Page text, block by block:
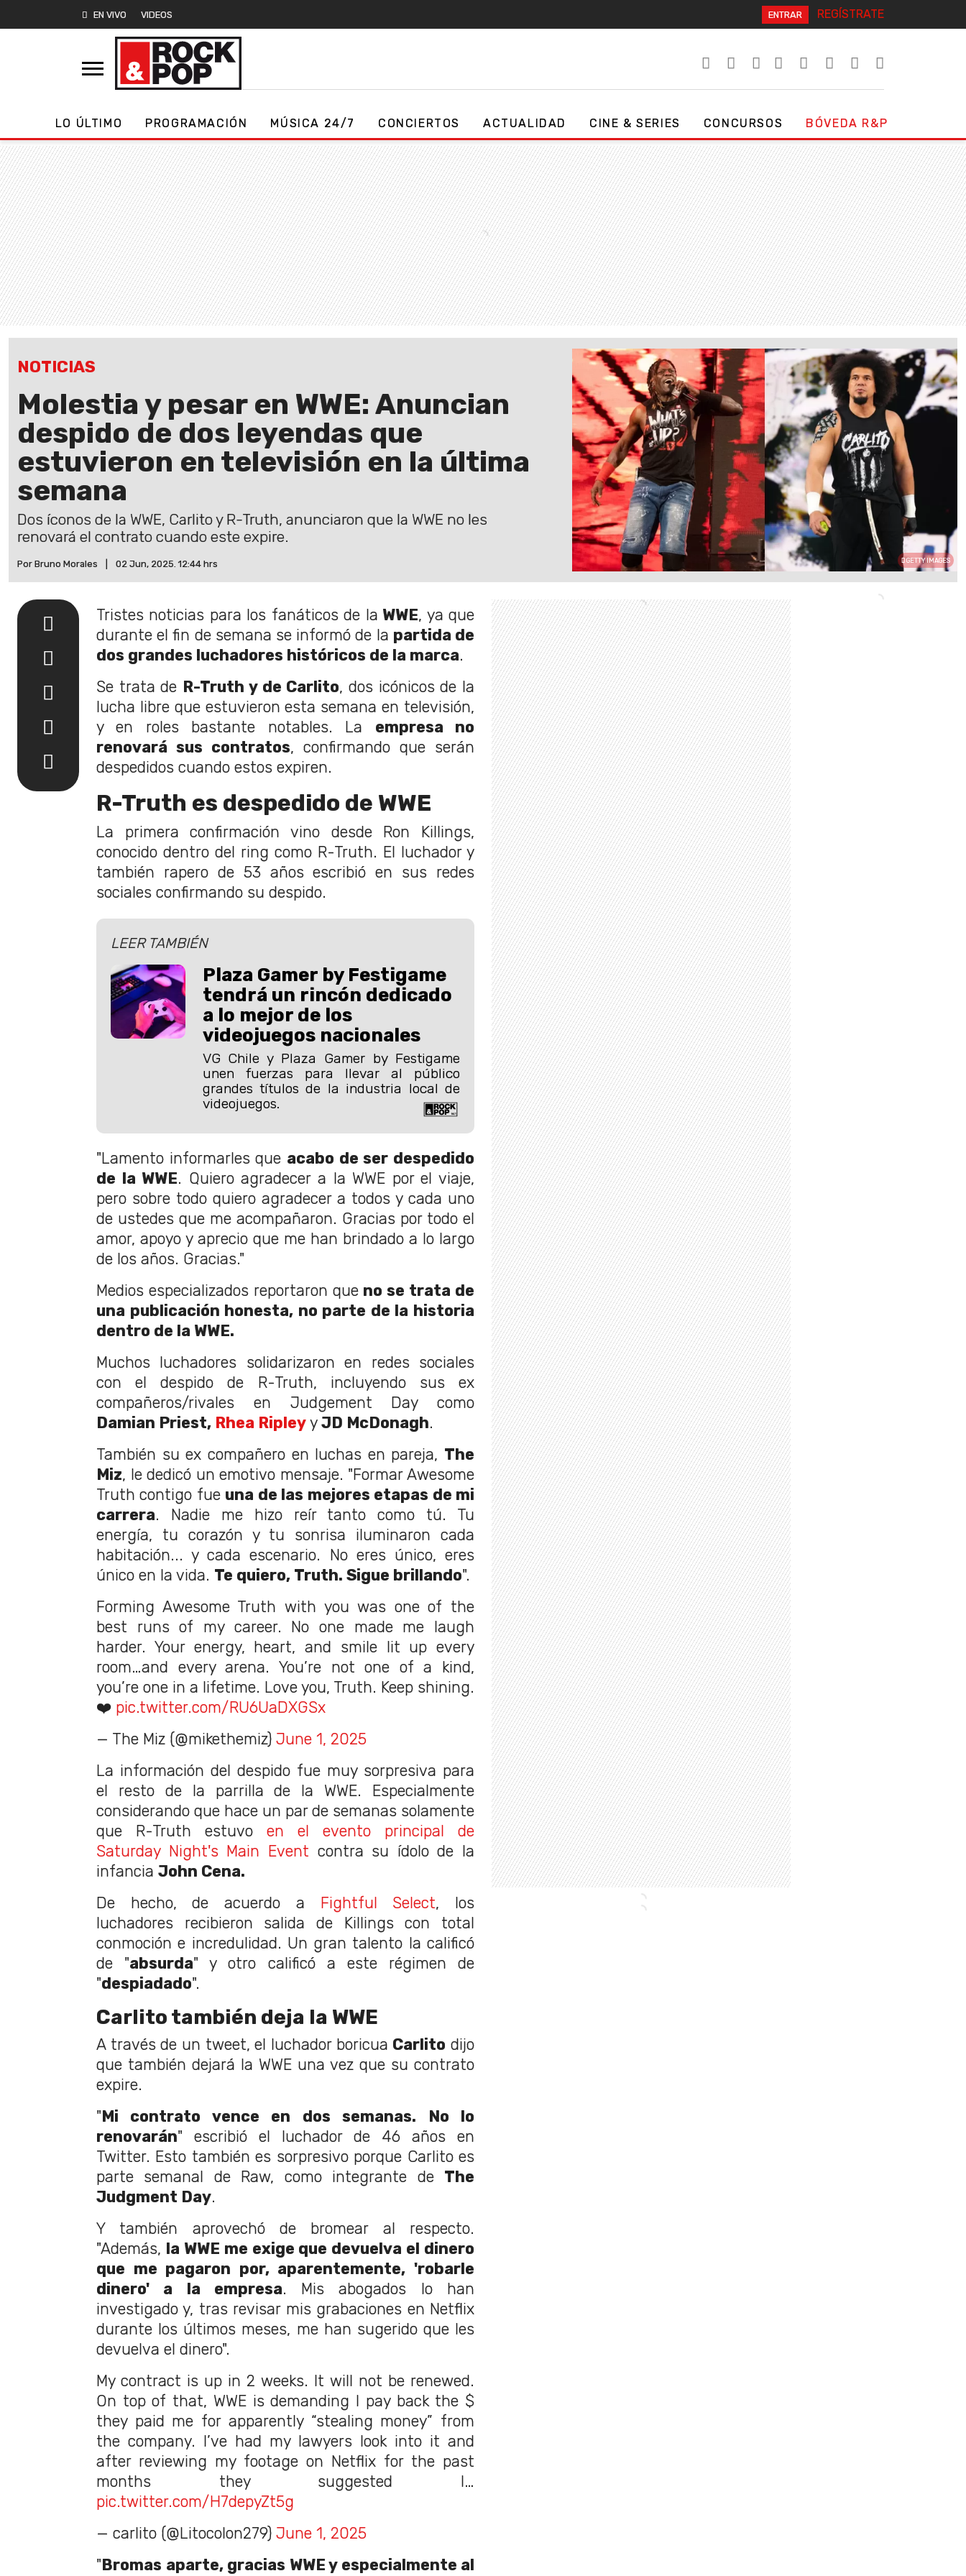
EN VIVO VIDEOS ENTRAR REGÍSTRATE
LO ÚLTIMO PROGRAMACIÓN MÚSICA 24/7 CONCIERTOS ACTUALIDAD CINE & SERIES CONCURSOS BÓVEDA R&P
NOTICIAS
Molestia y pesar en WWE: Anuncian
despido de dos leyendas que
estuvieron en televisión en la última
semana
Dos íconos de la WWE, Carlito y R-Truth, anunciaron que la WWE no les
renovará el contrato cuando este expire.
Por Bruno Morales 02 Jun, 2025. 12:44 hrs GETTY IMAGES
Tristes noticias para los fanáticos de la WWE, ya que
durante el fin de semana se informó de la partida de
dos grandes luchadores históricos de la marca.
Se trata de R-Truth y de Carlito, dos icónicos de la
lucha libre que estuvieron esta semana en televisión,
y en roles bastante notables. La empresa no
renovará sus contratos, confirmando que serán
despedidos cuando estos expiren.
R-Truth es despedido de WWE
La primera confirmación vino desde Ron Killings,
conocido dentro del ring como R-Truth. El luchador y
también rapero de 53 años escribió en sus redes
sociales confirmando su despido.
LEER TAMBIÉN
Plaza Gamer by Festigame
tendrá un rincón dedicado
a lo mejor de los
videojuegos nacionales
VG Chile y Plaza Gamer by Festigame
unen fuerzas para llevar al público
grandes títulos de la industria local de
videojuegos.
"Lamento informarles que acabo de ser despedido
de la WWE. Quiero agradecer a la WWE por el viaje,
pero sobre todo quiero agradecer a todos y cada uno
de ustedes que me acompañaron. Gracias por todo el
amor, apoyo y aprecio que me han brindado a lo largo
de los años. Gracias."
Medios especializados reportaron que no se trata de
una publicación honesta, no parte de la historia
dentro de la WWE.
Muchos luchadores solidarizaron en redes sociales
con el despido de R-Truth, incluyendo sus ex
compañeros/rivales en Judgement Day como
Damian Priest, Rhea Ripley y JD McDonagh.
También su ex compañero en luchas en pareja, The
Miz, le dedicó un emotivo mensaje. "Formar Awesome
Truth contigo fue una de las mejores etapas de mi
carrera. Nadie me hizo reír tanto como tú. Tu
energía, tu corazón y tu sonrisa iluminaron cada
habitación... y cada escenario. No eres único, eres
único en la vida. Te quiero, Truth. Sigue brillando".
Forming Awesome Truth with you was one of the
best runs of my career. No one made me laugh
harder. Your energy, heart, and smile lit up every
room…and every arena. You’re not one of a kind,
you’re one in a lifetime. Love you, Truth. Keep shining.
❤️ pic.twitter.com/RU6UaDXGSx
— The Miz (@mikethemiz) June 1, 2025
La información del despido fue muy sorpresiva para
el resto de la parrilla de la WWE. Especialmente
considerando que hace un par de semanas solamente
que R-Truth estuvo en el evento principal de
Saturday Night's Main Event contra su ídolo de la
infancia John Cena.
De hecho, de acuerdo a Fightful Select, los
luchadores recibieron salida de Killings con total
conmoción e incredulidad. Un gran talento la calificó
de "absurda" y otro calificó a este régimen de
"despiadado".
Carlito también deja la WWE
A través de un tweet, el luchador boricua Carlito dijo
que también dejará la WWE una vez que su contrato
expire.
"Mi contrato vence en dos semanas. No lo
renovarán" escribió el luchador de 46 años en
Twitter. Esto también es sorpresivo porque Carlito es
parte semanal de Raw, como integrante de The
Judgment Day.
Y también aprovechó de bromear al respecto.
"Además, la WWE me exige que devuelva el dinero
que me pagaron por, aparentemente, 'robarle
dinero' a la empresa. Mis abogados lo han
investigado y, tras revisar mis grabaciones en Netflix
durante los últimos meses, me han sugerido que les
devuelva el dinero".
My contract is up in 2 weeks. It will not be renewed.
On top of that, WWE is demanding I pay back the $
they paid me for apparently “stealing money” from
the company. I’ve had my lawyers look into it and
after reviewing my footage on Netflix for the past
months they suggested I…
pic.twitter.com/H7depyZt5g
— carlito (@Litocolon279) June 1, 2025
"Bromas aparte, gracias WWE y especialmente al